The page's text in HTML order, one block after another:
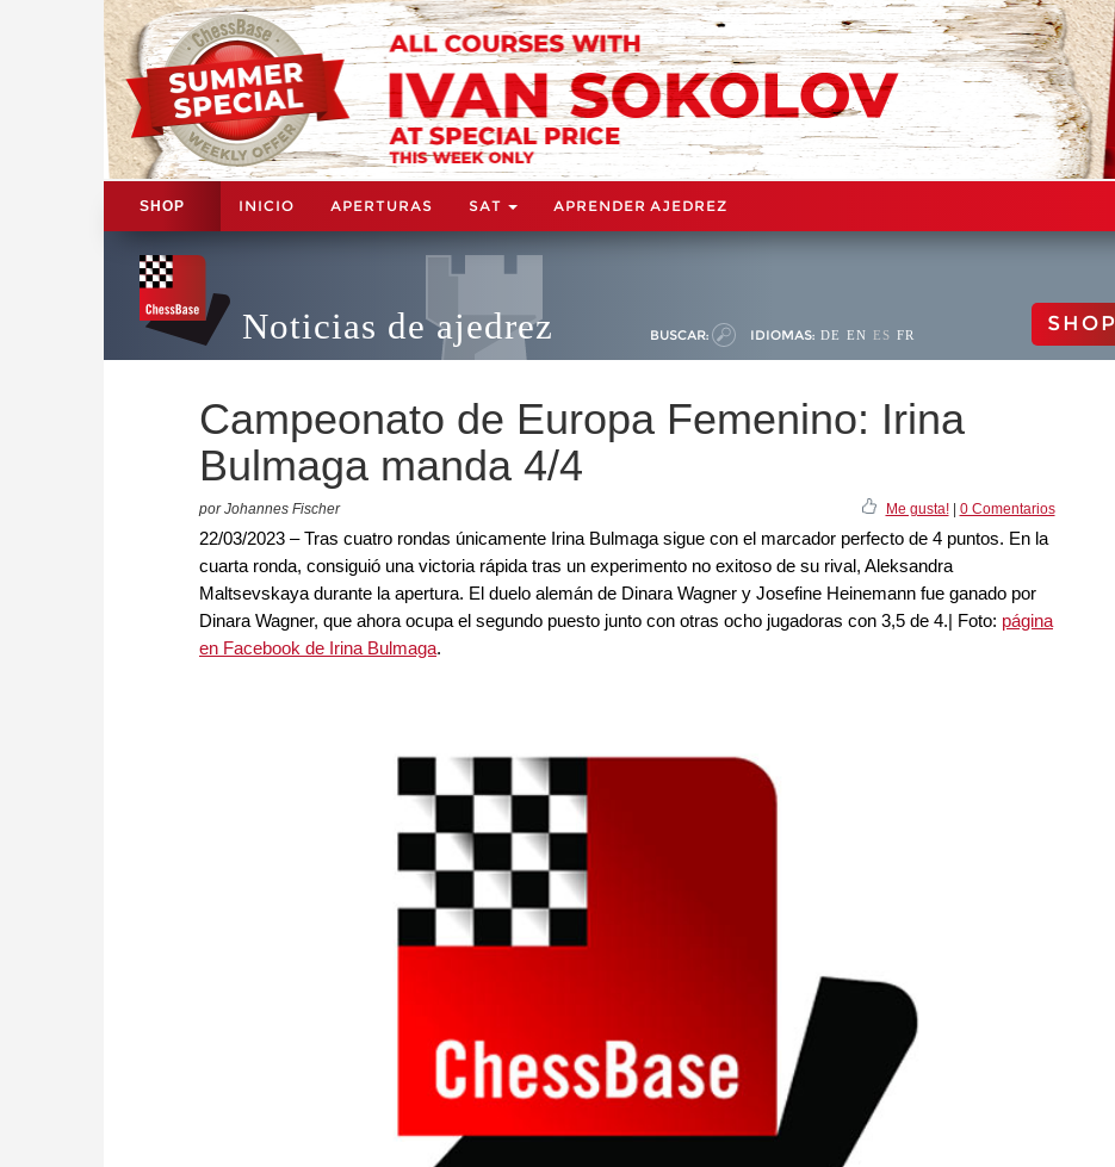
SHOP INICIO APERTURAS SAT APRENDER AJEDREZ
Noticias de ajedrez BUSCAR: IDIOMAS: DE EN ES FR SHOP
Campeonato de Europa Femenino: Irina
Bulmaga manda 4/4
por Johannes Fischer Me gusta!| 0 Comentarios
22/03/2023 – Tras cuatro rondas únicamente Irina Bulmaga sigue con el marcador perfecto de 4 puntos. En la
cuarta ronda, consiguió una victoria rápida tras un experimento no exitoso de su rival, Aleksandra
Maltsevskaya durante la apertura. El duelo alemán de Dinara Wagner y Josefine Heinemann fue ganado por
Dinara Wagner, que ahora ocupa el segundo puesto junto con otras ocho jugadoras con 3,5 de 4.| Foto: página
en Facebook de Irina Bulmaga.